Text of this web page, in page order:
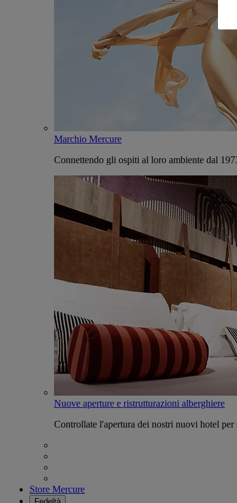
Marchio Mercure
Connettendo gli ospiti al loro ambiente dal
Nuove aperture e ristrutturazioni alberghiere
Controllate l'apertura dei nostri nuovi hotel
Store Mercure